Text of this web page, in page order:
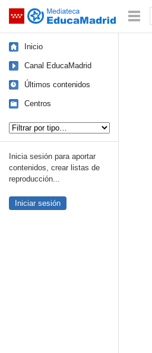
Saltar navegación
Inicio
Canal EducaMadrid
Últimos contenidos
Centros
Inicia sesión para aportar
contenidos, crear listas de
reproducción...
Iniciar sesión